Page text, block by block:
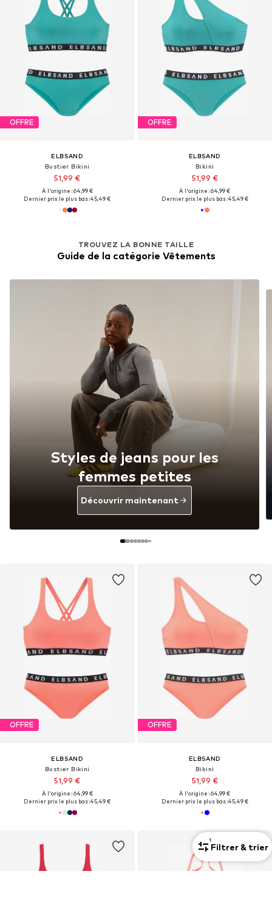
OFFRE
ELBSAND
Bustier Bikini
51,99 €
À l'origine : 64,99 €
Dernier prix le plus bas :45,49 €
OFFRE
ELBSAND
Bikini
51,99 €
À l'origine : 64,99 €
Dernier prix le plus bas :45,49 €
OFFRE
ELBSAND
Bustier Bikini
51,99 €
À l'origine : 64,99 €
Dernier prix le plus bas :45,49 €
TROUVEZ LA BONNE TAILLE
Guide de la catégorie Vêtements
Styles de jeans pour les
femmes petites
Découvrir maintenant
OFFRE
ELBSAND
Bikini
51,99 €
À l'origine : 64,99 €
Dernier prix le plus bas :45,49 €
1
Filtrer & trier